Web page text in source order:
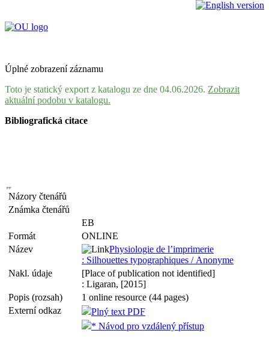
Úplné zobrazení záznamu
Toto je statický export z katalogu ze dne 04.06.2026. Zobrazit
aktuální podobu v katalogu.
Bibliografická citace
Názory čtenářů
Známka čtenářů
EB
Formát
ONLINE
Název
Physiologie de l’imprimerie
: Silhouettes typographiques / Anonyme
Nakl. údaje
[Place of publication not identified]
: Ligaran, [2015]
Popis (rozsah)
1 online resource (44 pages)
Externí odkaz
Plný text PDF
* Návod pro vzdálený přístup